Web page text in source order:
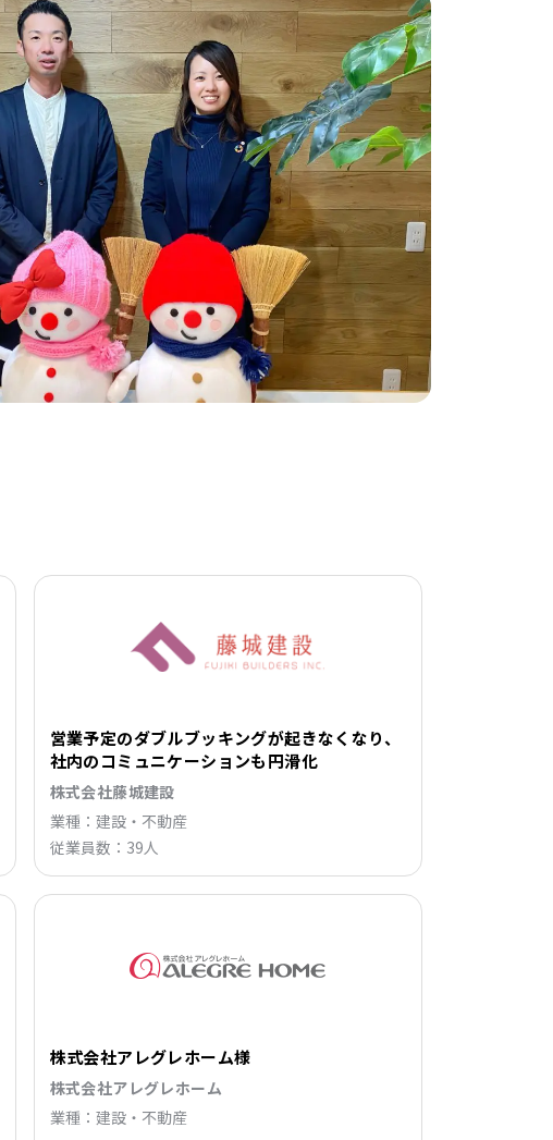
営業予定のダブルブッキングが起きなくなり、
社内のコミュニケーションも円滑化
株式会社藤城建設
業種：建設・不動産
従業員数：39人
株式会社アレグレホーム様
株式会社アレグレホーム
業種：建設・不動産